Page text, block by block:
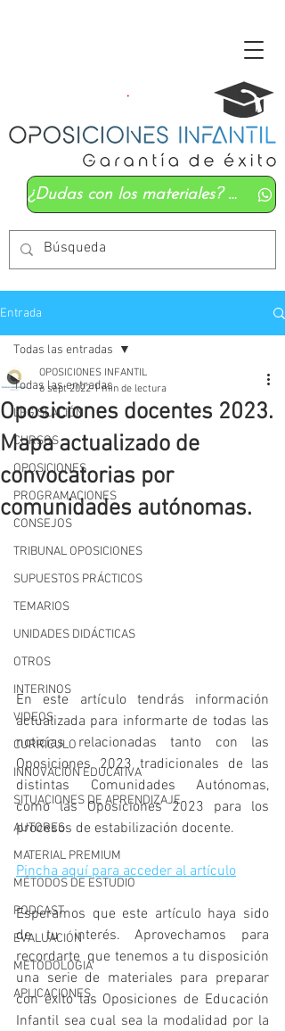
¿Dudas con los materiales? Mándanos un whatsapp
Entrada
Todas las entradas
LEGISLACIÓN
CURSOS
OPOSICIONES
PROGRAMACIONES
CONSEJOS
TRIBUNAL OPOSICIONES
SUPUESTOS PRÁCTICOS
TEMARIOS
UNIDADES DIDÁCTICAS
OTROS
INTERINOS
VIDEOS
CURRÍCULO
INNOVACIÓN EDUCATIVA
SITUACIONES DE APRENDIZAJE
AUTORES
MATERIAL PREMIUM
MÉTODOS DE ESTUDIO
PODCAST
EVALUACIÓN
METODOLOGIA
APLICACIONES
Todas las entradas
Oposiciones docentes 2023.
Mapa actualizado de
convocatorias por
comunidades autónomas.
OPOSICIONES INFANTIL
6 sept 2022 1 min de lectura
En este artículo tendrás información
actualizada para informarte de todas las
noticias relacionadas tanto con las
Oposiciones 2023 tradicionales de las
distintas Comunidades Autónomas,
como las Oposiciones 2023 para los
procesos de estabilización docente.
Pincha aquí para acceder al artículo
Esperamos que este artículo haya sido
de tu interés. Aprovechamos para
recordarte  que tenemos a tu disposición
una serie de materiales para preparar
con éxito las Oposiciones de Educación
Infantil sea cual sea la modalidad por la